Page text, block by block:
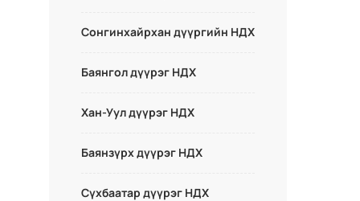
Сонгинхайрхан дүүргийн НДХ
Баянгол дүүрэг НДХ
Хан-Уул дүүрэг НДХ
Баянзүрх дүүрэг НДХ
Сүхбаатар дүүрэг НДХ